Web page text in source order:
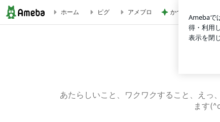
スリムフェザー悪い口コミの真相！使ってわかった効果の
ホーム ピグ アメブロ かつや対象商品が
あたらしいこと、ワクワクすること、えっ
ます